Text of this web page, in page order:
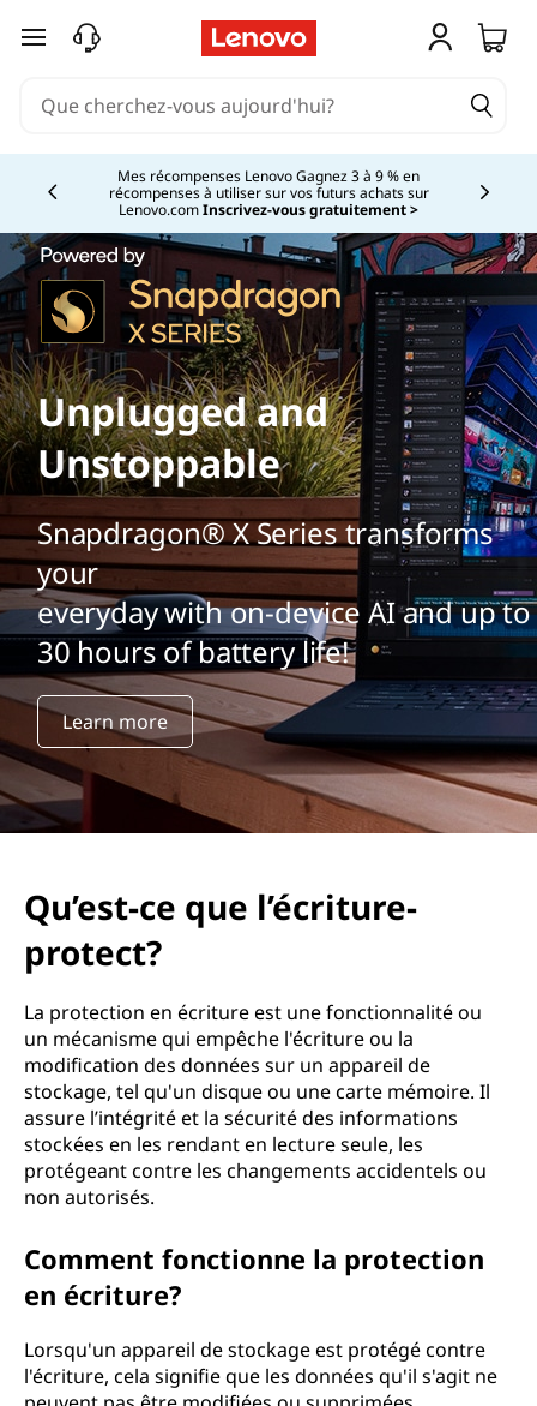
passer au contenu principal
Mes récompenses Lenovo Gagnez 3 à 9 % en
récompenses à utiliser sur vos futurs achats sur
Lenovo.comInscrivez-vous gratuitement >
Currently displaying item 2 of
Unplugged and
Unstoppable
Snapdragon® X Series transforms
your
everyday with on-device AI and up to
30 hours of battery life!
Learn more
Qu’est-ce que l’écriture-
protect?
La protection en écriture est une fonctionnalité ou
un mécanisme qui empêche l'écriture ou la
modification des données sur un appareil de
stockage, tel qu'un disque ou une carte mémoire. Il
assure l’intégrité et la sécurité des informations
stockées en les rendant en lecture seule, les
protégeant contre les changements accidentels ou
non autorisés.
Comment fonctionne la protection
en écriture?
Lorsqu'un appareil de stockage est protégé contre
l'écriture, cela signifie que les données qu'il s'agit ne